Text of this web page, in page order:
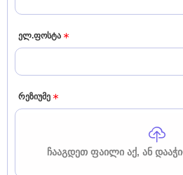
ელ.ფოსტა
რეზიუმე
ᲩᲐᲐᲒᲓᲔᲗ ᲤᲐᲘᲚᲘ ᲐᲥ, ᲐᲜ